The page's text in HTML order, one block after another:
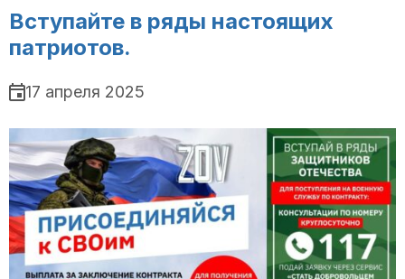
Вступайте в ряды настоящих
патриотов.
17 апреля 2025